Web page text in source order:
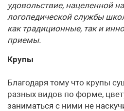
удовольствие, нацеленной
логопедической службы
как традиционные, так и
приемы.
Крупы
Благодаря тому что крупы
разных видов по форме,
заниматься с ними не